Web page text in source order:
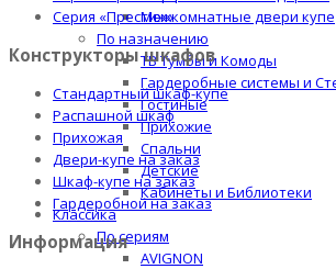
Межкомнатные двери купе
По назначению
ТВ Тумбы и Комоды
Гардеробные системы и
Гостиные
Прихожие
Спальни
Детские
Кабинеты и Библиотеки
Классика
По сериям
AVIGNON
Серия «Престиж»
Конструкторы шкафов
Стандартный шкаф-купе
Распашной шкаф
Прихожая
Двери-купе на заказ
Шкаф-купе на заказ
Гардеробной на заказ
Информация